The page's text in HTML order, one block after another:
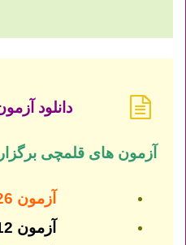
دانلود
آزمون های قلمچی
آزمون 26 بهمن 1403
آزمون 12 بهمن 1403